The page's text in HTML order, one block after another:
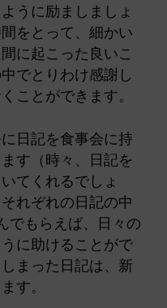
うに励ましましょ
をとって、細かい
に起こった良いこ
でとりわけ感謝し
ことができます。
日記を食事会に持
す（時々、日記を
てくれるでしょ
れぞれの日記の中
でもらえば、日々の
に助けることがで
まった日記は、新
す。